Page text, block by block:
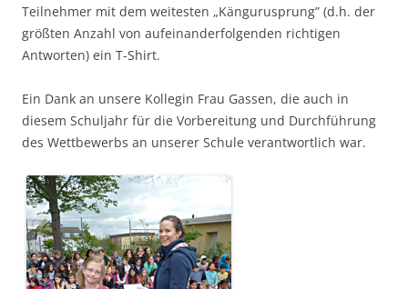
Teilnehmer mit dem weitesten „Kängurusprung” (d.h. der
größten Anzahl von aufeinanderfolgenden richtigen
Antworten) ein T-Shirt.
Ein Dank an unsere Kollegin Frau Gassen, die auch in
diesem Schuljahr für die Vorbereitung und Durchführung
des Wettbewerbs an unserer Schule verantwortlich war.